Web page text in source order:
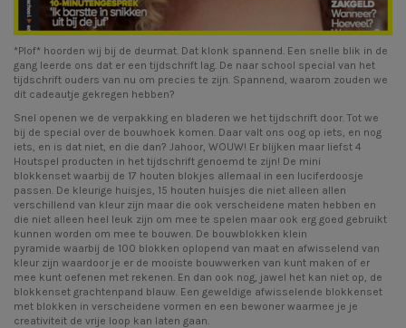
*Plof* hoorden wij bij de deurmat. Dat klonk spannend. Een snelle blik in de
gang leerde ons dat er een tijdschrift lag. De naar school special van het
tijdschrift ouders van nu om precies te zijn. Spannend, waarom zouden we
dit cadeautje gekregen hebben?
Snel openen we de verpakking en bladeren we het tijdschrift door. Tot we
bij de special over de bouwhoek komen. Daar valt ons oog op iets, en nog
iets, en is dat niet, en die dan? Jahoor, WOUW! Er blijken maar liefst 4
Houtspel producten in het tijdschrift genoemd te zijn! De mini
blokkenset waarbij de 17 houten blokjes allemaal in een luciferdoosje
passen. De kleurige huisjes , 15 houten huisjes die niet alleen allen
verschillend van kleur zijn maar die ook verscheidene maten hebben en
die niet alleen heel leuk zijn om mee te spelen maar ook erg goed gebruikt
kunnen worden om mee te bouwen. De bouwblokken klein
pyramide waarbij de 100 blokken oplopend van maat en afwisselend van
kleur zijn waardoor je er de mooiste bouwwerken van kunt maken of er
mee kunt oefenen met rekenen. En dan ook nog, jawel het kan niet op, de
blokkenset grachtenpand blauw . Een geweldige afwisselende blokkenset
met blokken in verscheidene vormen en een bewoner waarmee je je
creativiteit de vrije loop kan laten gaan.